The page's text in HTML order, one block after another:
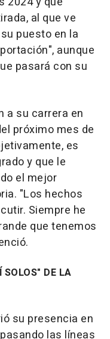
al que ve
puesto en la
aunque
pasará con su
a su carrera en
próximo mes de
es
y que le
el mejor
"Los hechos
Siempre he
que tenemos
SOLOS" DE LA
su presencia en
las líneas